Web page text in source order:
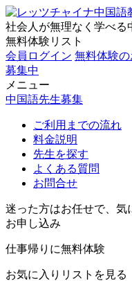
社会人が無理なく学べる
無料体験リスト
会員ログイン 無料体験
募集中
メニュー
中国語先生募集
ご利用までの流れ
料金説明
先生を探す
よくある質問
お問合せ
迷った方はお任せで、気
お申し込み
仕事帰りに無料体験
お気に入りリストを見る